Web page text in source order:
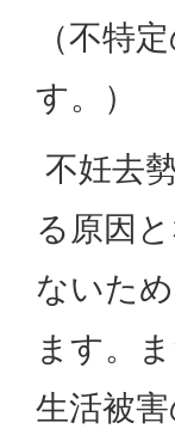
（不特
す。）
不妊去
る原因
ないた
ます。
生活被